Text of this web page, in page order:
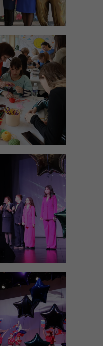
чутким отношением к людям:
не должностью, а
прав несовершеннолетних
«Семья»
форума
«Семья»
Необходимые
Эти файлы cookie
являются
обязательными.
Они необходимы
для
функционирования
сайта.